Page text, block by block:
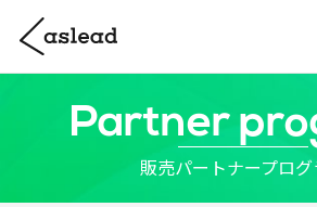
Partner
販売パートナープログ